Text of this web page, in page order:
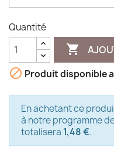
Quantité

 Produit disponible
En achetant ce
à notre programme
totalisera 1,48 €.